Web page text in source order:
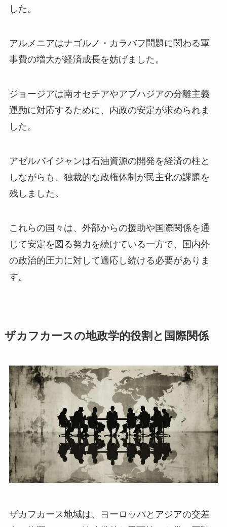
した。
アルメニアはナゴルノ・カラバフ問題に関わる軍
事費の増大が経済成長を妨げました。
ジョージアは南オセチアやアブハジアの分離主義
運動に対応するために、内政の安定が求められま
した。
アゼルバイジャンは石油資源の開発を経済の柱と
しながらも、独裁的な政権体制が民主化の課題を
残しました。
これらの国々は、外部からの援助や国際関係を通
じて安定を図る努力を続けている一方で、国内外
の政治的圧力に対して適応し続ける必要がありま
す。
ザカフカースの地政学的役割と国際関係
ザカフカース地域は、ヨーロッパとアジアの交差